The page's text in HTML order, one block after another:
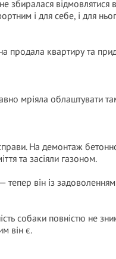
збиралася
і для себе, і для
продала квартиру та
мріяла облаштувати
На демонтаж
та засіяли газоном.
він із
собаки повністю не
він є.